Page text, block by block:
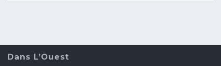
Dans L’Ouest